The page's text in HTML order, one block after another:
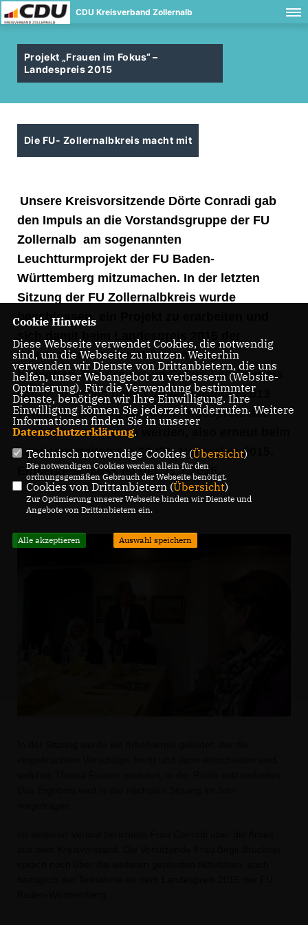
CDU Kreisverband Zollernalb
Projekt „Frauen im Fokus“ –
Landespreis 2015
Die FU- Zollernalbkreis macht mit
Unsere Kreisvorsitzende Dörte Conradi gab
den Impuls an die Vorstandsgruppe der FU
Zollernalb am sogenannten
Leuchtturmprojekt der FU Baden-
Württemberg mitzumachen. In der letzten
Sitzung der FU Zollernalbkreis wurde
beschlossen, ein Projekt zu erarbeiten und
sich damit beim Landespreis 2015 der
Frauenunion Baden-Würrtemberg zu
bewerben. Der Frauen-im-Fokus-Landespreis
wurde erstmals beim Landesparteitag 2013
verliehen. Künftig soll der Landespreis alle
zwei Jahre vergeben werden, also erneut beim
Landesparteitag am 20./21. November 2015.
Einsendeschluss ist der 31.7.2015.
Cookie Hinweis
Diese Webseite verwendet Cookies, die notwendig
sind, um die Webseite zu nutzen. Weiterhin
verwenden wir Dienste von Drittanbietern, die uns
helfen, unser Webangebot zu verbessern (Website-
Optmierung). Für die Verwendung bestimmter
Dienste, benötigen wir Ihre Einwilligung. Ihre
Einwilligung können Sie jederzeit widerrufen. Weitere
Informationen finden Sie in unserer
Datenschutzerklärung.
Technisch notwendige Cookies (Übersicht)
Die notwendigen Cookies werden allein für den
ordnungsgemäßen Gebrauch der Webseite benötigt.
Cookies von Drittanbietern (Übersicht)
Zur Optimierung unserer Webseite binden wir Dienste und
Angebote von Drittanbietern ein.
Alle akzeptieren Auswahl speichern